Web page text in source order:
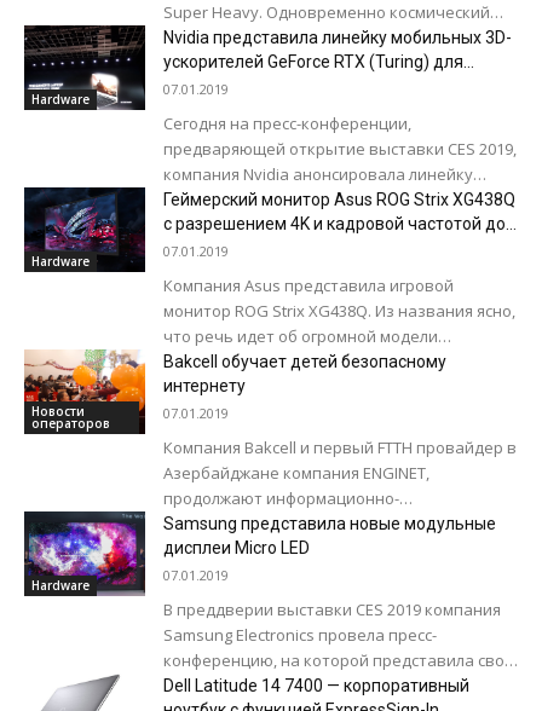
Super Heavy. Одновременно космический
корабль, для которого создается эта ракета,
стал называться...
Hardware
Nvidia представила линейку мобильных 3D-
ускорителей GeForce RTX (Turing) для
ноутбуков
07.01.2019
Сегодня на пресс-конференции,
предваряющей открытие выставки CES 2019,
компания Nvidia анонсировала линейку
мобильных 3D-ускорителей GeForce RTX 20-
series. В состав семейства вошли три
модели: GeForce RTX...
Hardware
Геймерский монитор Asus ROG Strix XG438Q
с разрешением 4K и кадровой частотой до
120 Hz
07.01.2019
Компания Asus представила игровой
монитор ROG Strix XG438Q. Из названия ясно,
что речь идет об огромной модели
диагональю 43 дюйма. При этом разрешение
составляет 4K...
Новости
операторов
Bakcell обучает детей безопасному
интернету
07.01.2019
Компания Bakcell и первый FTTH провайдер в
Азербайджане компания ENGINET,
продолжают информационно-
просветительные мероприятия,
направленные на обучение школьников
безопасному использованию интернета.
Очередной обучающий семинар,
посвященный методам...
Hardware
Samsung представила новые модульные
дисплеи Micro LED
07.01.2019
В преддверии выставки CES 2019 компания
Samsung Electronics провела пресс-
конференцию, на которой представила свои
последние инновации в технологии
Dell Latitude 14 7400 — корпоративный